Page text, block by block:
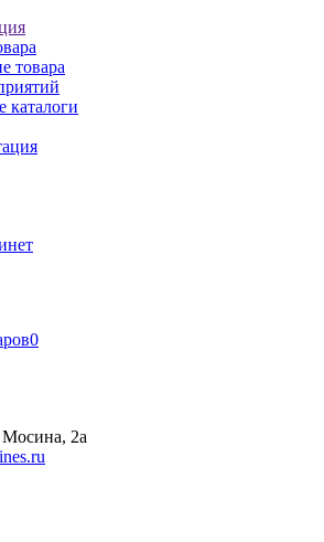
товара
каталоги
0
Мосина, 2а